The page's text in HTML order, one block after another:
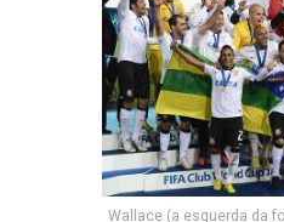
Wallace (a esquerda da